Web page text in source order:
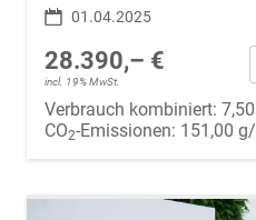
01.04.2025
28.390,– €
incl. 19% MwSt.
Verbrauch kombiniert:
CO2-Emissionen: 151,00